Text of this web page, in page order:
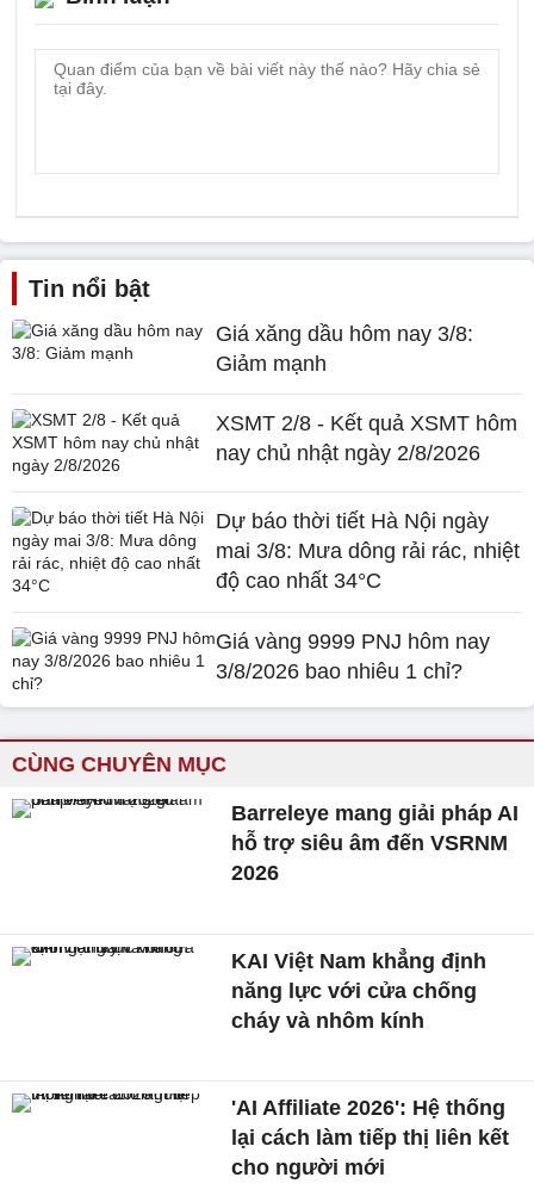
Tin nổi bật
Giá xăng dầu hôm nay 3/8:
Giảm mạnh
XSMT 2/8 - Kết quả XSMT hôm
nay chủ nhật ngày 2/8/2026
Dự báo thời tiết Hà Nội ngày
mai 3/8: Mưa dông rải rác, nhiệt
độ cao nhất 34°C
Giá vàng 9999 PNJ hôm nay
3/8/2026 bao nhiêu 1 chỉ?
CÙNG CHUYÊN MỤC
Barreleye mang giải pháp AI
hỗ trợ siêu âm đến VSRNM
2026
KAI Việt Nam khẳng định
năng lực với cửa chống
cháy và nhôm kính
'AI Affiliate 2026': Hệ thống
lại cách làm tiếp thị liên kết
cho người mới